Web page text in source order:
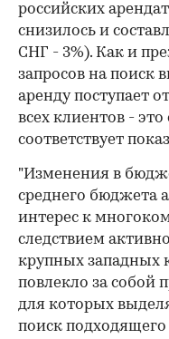
российских
снизилось и
СНГ - 3%). Как и
запросов на поиск
аренду поступает
всех клиентов -
соответствует
"Изменения в
среднего бюджета
интерес к
следствием
крупных западных
повлекло за собой
для которых
поиск